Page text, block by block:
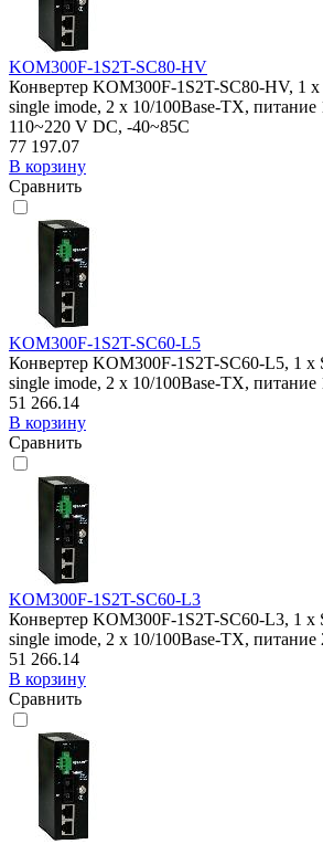
KOM300F-1S2T-SC80-HV
Конвертер KOM300F-1S2T-SC80-HV, 1
single imode, 2 x 10/100Base-TX,
110~220 V DC, -40~85C
77 197.07
В корзину
Сравнить
KOM300F-1S2T-SC60-L5
Конвертер KOM300F-1S2T-SC60-L5, 1 x
single imode, 2 x 10/100Base-TX,
51 266.14
В корзину
Сравнить
KOM300F-1S2T-SC60-L3
Конвертер KOM300F-1S2T-SC60-L3, 1 x
single imode, 2 x 10/100Base-TX,
51 266.14
В корзину
Сравнить